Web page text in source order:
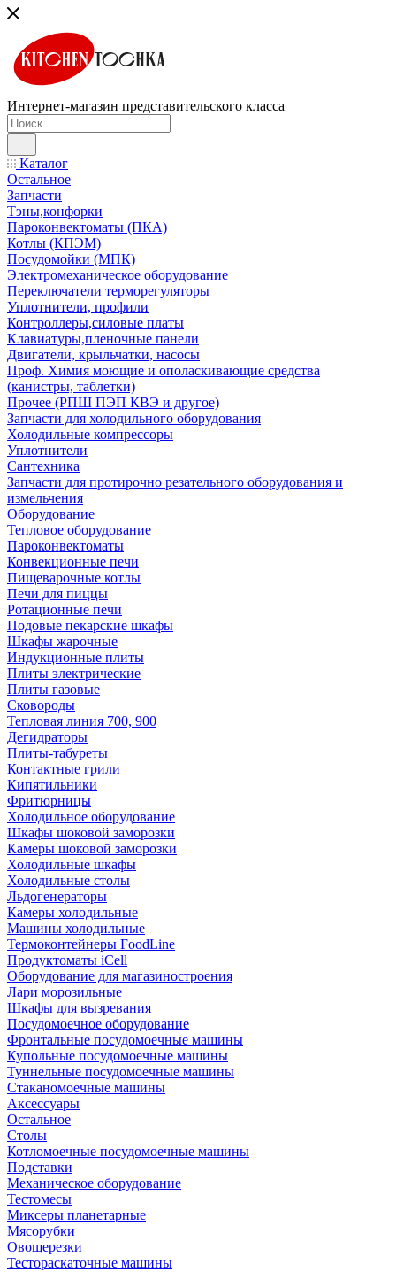
Интернет-магазин представительского класса
Каталог
Остальное
Запчасти
Тэны,конфорки
Пароконвектоматы (ПКА)
Котлы (КПЭМ)
Посудомойки (МПК)
Электромеханическое оборудование
Переключатели терморегуляторы
Уплотнители, профили
Контроллеры,силовые платы
Клавиатуры,пленочные панели
Двигатели, крыльчатки, насосы
Проф. Химия моющие и ополаскивающие средства
(канистры, таблетки)
Прочее (РПШ ПЭП КВЭ и другое)
Запчасти для холодильного оборудования
Холодильные компрессоры
Уплотнители
Сантехника
Запчасти для протирочно резательного оборудования и
измельчения
Оборудование
Тепловое оборудование
Пароконвектоматы
Конвекционные печи
Пищеварочные котлы
Печи для пиццы
Ротационные печи
Подовые пекарские шкафы
Шкафы жарочные
Индукционные плиты
Плиты электрические
Плиты газовые
Сковороды
Тепловая линия 700, 900
Дегидраторы
Плиты-табуреты
Контактные грили
Кипятильники
Фритюрницы
Холодильное оборудование
Шкафы шоковой заморозки
Камеры шоковой заморозки
Холодильные шкафы
Холодильные столы
Льдогенераторы
Камеры холодильные
Машины холодильные
Термоконтейнеры FoodLine
Продуктоматы iCell
Оборудование для магазиностроения
Лари морозильные
Шкафы для вызревания
Посудомоечное оборудование
Фронтальные посудомоечные машины
Купольные посудомоечные машины
Туннельные посудомоечные машины
Стаканомоечные машины
Аксессуары
Остальное
Столы
Котломоечные посудомоечные машины
Подставки
Механическое оборудование
Тестомесы
Миксеры планетарные
Мясорубки
Овощерезки
Тестораскаточные машины